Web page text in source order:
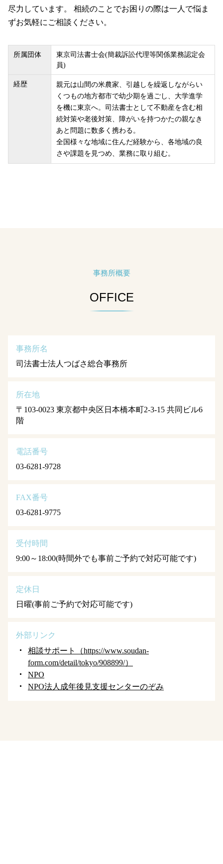
尽力しています。 相続のことでお困りの際は一人で悩ま
ずお気軽にご相談ください。
所属団体
東京司法書士会(簡裁訴訟代理等関係業務認定会
員)
経歴
親元は山間の米農家、引越しを繰返しながらい
くつもの地方都市で幼少期を過ごし、大学進学
を機に東京へ。司法書士として不動産を含む相
続対策や老後対策、障がいを持つかたの親なき
あと問題に数多く携わる。
全国様々な地域に住んだ経験から、各地域の良
さや課題を見つめ、業務に取り組む。
事務所概要
OFFICE
事務所名
司法書士法人つばさ総合事務所
所在地
〒103-0023 東京都中央区日本橋本町2-3-15 共同ビル6
階
電話番号
03-6281-9728
FAX番号
03-6281-9775
受付時間
9:00～18:00(時間外でも事前ご予約で対応可能です)
定休日
日曜(事前ご予約で対応可能です)
外部リンク
相談サポート（https://www.soudan-
form.com/detail/tokyo/908899/）
NPO
NPO法人成年後見支援センターのぞみ